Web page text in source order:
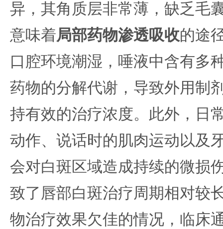
异，其角质层非常薄，缺乏毛
意味着局部药物渗透吸收的途
口腔环境潮湿，唾液中含有多
药物的分解代谢，导致外用制
持有效的治疗浓度。此外，日
动作、说话时的肌肉运动以及
会对白斑区域造成持续的微损
致了唇部白斑治疗周期相对较
物治疗效果欠佳的情况，临床